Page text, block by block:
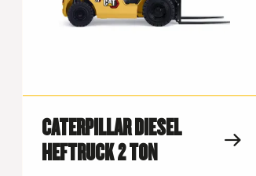
CATERPILLAR DIESEL
HEFTRUCK 2 TON